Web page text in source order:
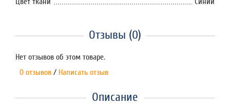
Отзывы (0)
Нет отзывов об этом товаре.
0 отзывов / Написать отзыв
Описание